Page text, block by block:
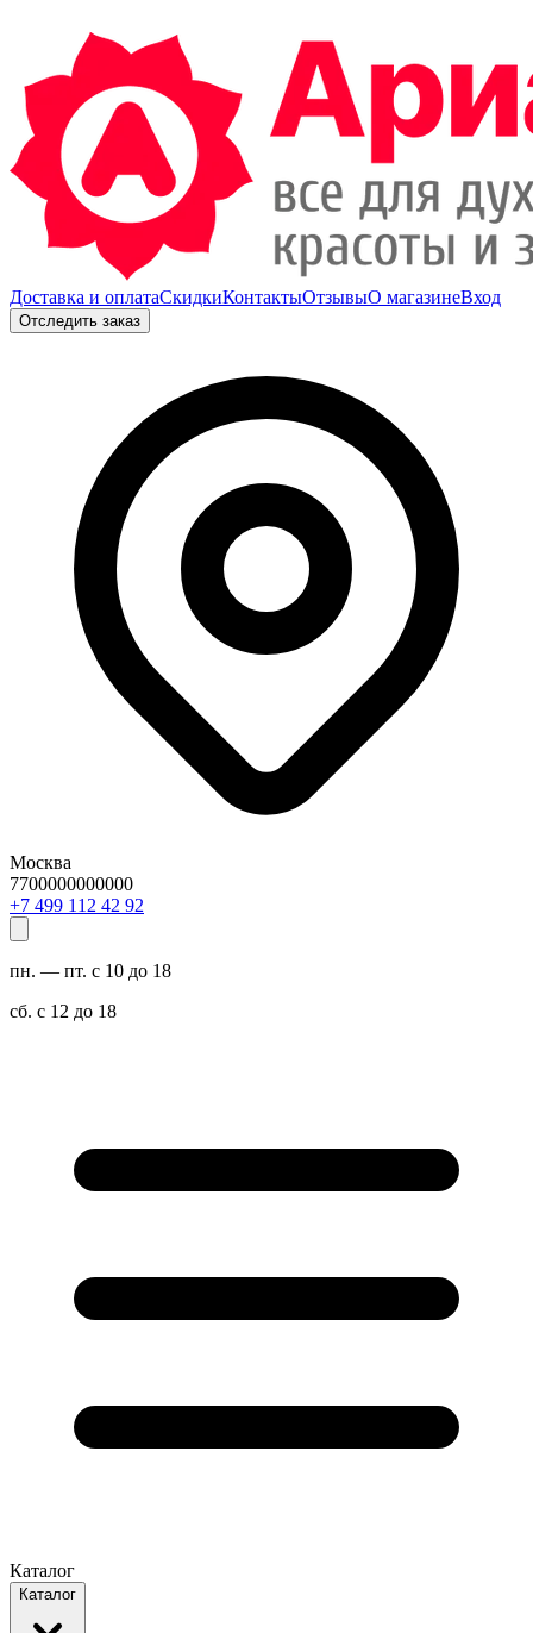
Доставка и оплатаСкидкиКонтактыОтзывыО магазинеВход
Отследить заказ
Москва
7700000000000
29 24 211 994 7+
пн. — пт. с 10 до 18
сб. с 12 до 18
Каталог
Каталог